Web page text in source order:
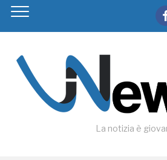
La notizia è